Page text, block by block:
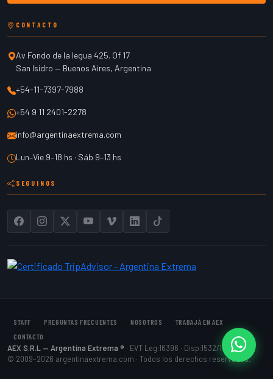
CONTACTO
Av Fondo de la legua 425. Of 17
San Isidro — Buenos Aires, Argentina
+54-11-7397-7988
+54 9 11 2401-2278
info@argentinaextrema.com
Lun–Vie 9–18 hs · Sáb 9–13 hs
SEGUINOS
STAFF PREGUNTAS FRECUENTES NOSOTROS
TRABAJÁ EN AEX
CONTACTO
AEX S.R.L — Argentina Extrema ® · EVT Leg:16396 · Disp:1532/15
© 2009–2026 argentinaextrema.com · Todos los derechos reservados.